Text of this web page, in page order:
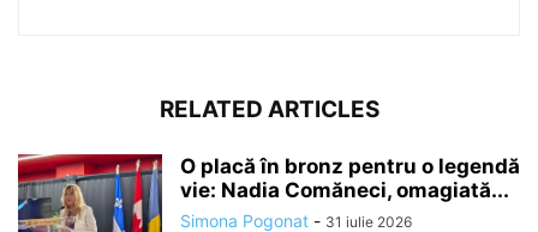
RELATED ARTICLES
O placă în bronz pentru o legendă
vie: Nadia Comăneci, omagiată...
Simona Pogonat - 31 iulie 2026